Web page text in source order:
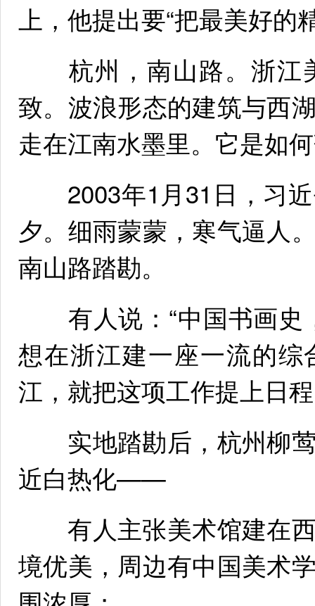
上，他提出要“把最美好
杭州，南山路。浙江
致。波浪形态的建筑与西
走在江南水墨里。它是如
2003年1月31日，习近
夕。细雨蒙蒙，寒气逼人
南山路踏勘。
有人说：“中国书画史
想在浙江建一座一流的
江，就把这项工作提上日
实地踏勘后，杭州柳莺
近白热化——
有人主张美术馆建在西
境优美，周边有中国美术